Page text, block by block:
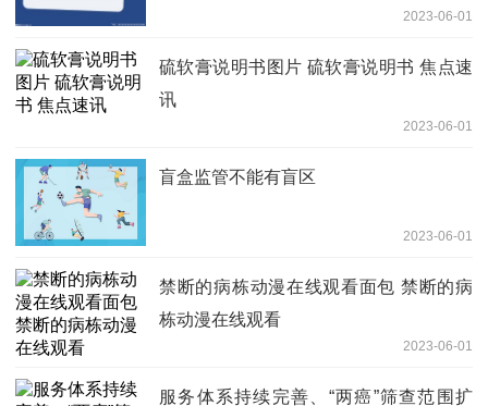
2023-06-01
硫软膏说明书图片 硫软膏说明书 焦点速
讯
2023-06-01
盲盒监管不能有盲区
2023-06-01
禁断的病栋动漫在线观看面包 禁断的病
栋动漫在线观看
2023-06-01
服务体系持续完善、“两癌”筛查范围扩